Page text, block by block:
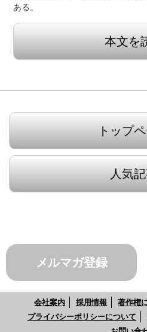
ある。
本文を
トップ
人気
メルマガ登録
会社案内 採用情報 著作権
プライバシーポリシーについて